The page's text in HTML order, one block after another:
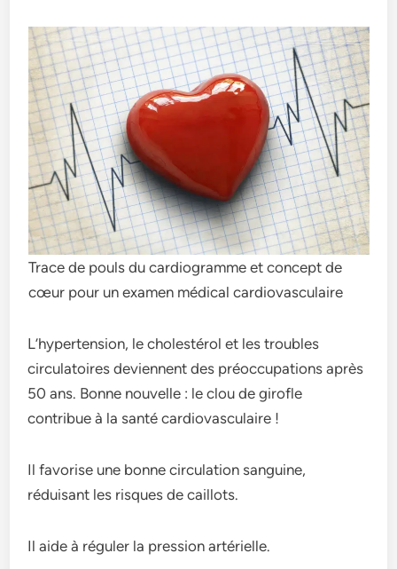
Trace de pouls du cardiogramme et concept de
cœur pour un examen médical cardiovasculaire
L’hypertension, le cholestérol et les troubles
circulatoires deviennent des préoccupations après
50 ans. Bonne nouvelle : le clou de girofle
contribue à la santé cardiovasculaire !
Il favorise une bonne circulation sanguine,
réduisant les risques de caillots.
Il aide à réguler la pression artérielle.